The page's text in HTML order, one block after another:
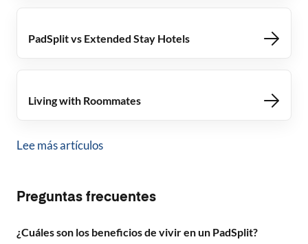
PadSplit vs Extended Stay Hotels
Living with Roommates
Lee más artículos
Preguntas frecuentes
¿Cuáles son los beneficios de vivir en un PadSplit?